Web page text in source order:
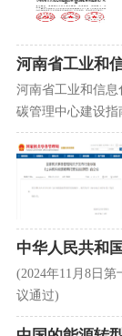
河南省工业和
区数字化能碳
河南省工业和信
碳管理中心建设指
号 各省辖市、济
中华人民共和
(2024年11月8日
议通过)